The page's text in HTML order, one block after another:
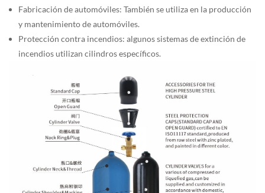
Fabricación de automóviles: También se utiliza en la producción
y mantenimiento de automóviles.
Protección contra incendios: algunos sistemas de extinción de
incendios utilizan cilindros específicos.